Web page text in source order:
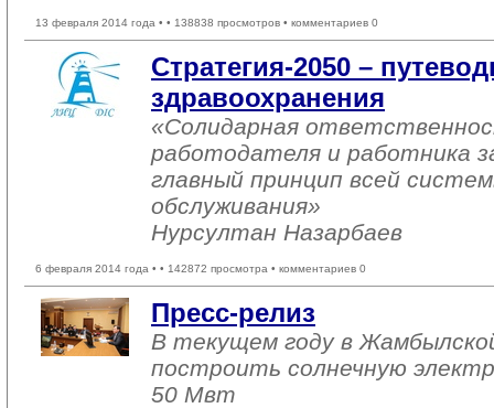
13 февраля 2014 года • • 138838 просмотров • комментариев 0
Стратегия-2050 –
здравоохранения
«Солидарная
работодателя и работника
главный принцип всей
обслуживания»
Нурсултан Назарбаев
6 февраля 2014 года • • 142872 просмотра • комментариев 0
Пресс-релиз
В текущем году в
построить солнечную
50 Мвт